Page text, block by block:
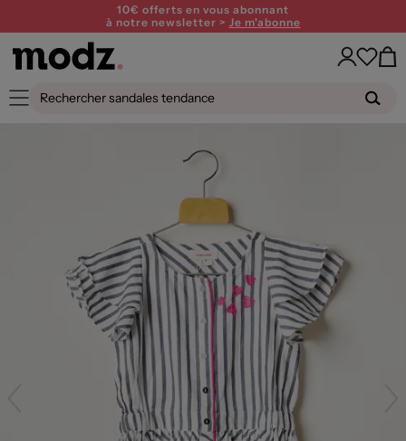
10€ offerts en vous abonnant
à notre newsletter > Je m'abonne